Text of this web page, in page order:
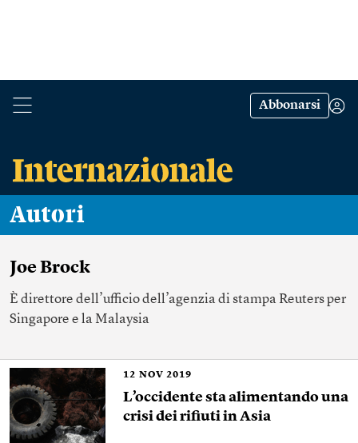
Abbonarsi
Autori
Joe Brock
È direttore dell’ufficio dell’agenzia di stampa Reuters per
Singapore e la Malaysia
12 NOV 2019
L’occidente sta alimentando una
crisi dei rifiuti in Asia